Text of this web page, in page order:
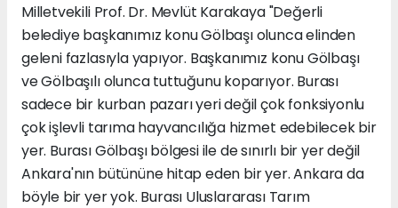
Milletvekili Prof. Dr. Mevlüt Karakaya "Değerli
belediye başkanımız konu Gölbaşı olunca elinden
geleni fazlasıyla yapıyor. Başkanımız konu Gölbaşı
ve Gölbaşılı olunca tuttuğunu koparıyor. Burası
sadece bir kurban pazarı yeri değil çok fonksiyonlu
çok işlevli tarıma hayvancılığa hizmet edebilecek bir
yer. Burası Gölbaşı bölgesi ile de sınırlı bir yer değil
Ankara'nın bütününe hitap eden bir yer. Ankara da
böyle bir yer yok. Burası Uluslararası Tarım